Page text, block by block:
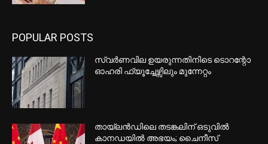
POPULAR POSTS
സ്വർണവില ഉയരുന്നതിനിടെ ടൊറന്റോ
ഓഹരി ഫ്യൂച്ചേഴ്സിലും മുന്നേറ്റം
തായ്‌ലൻഡിലെ തടങ്കലിന് ഒടുവിൽ
കാനഡയിൽ അഭയം; ചൈനീസ്